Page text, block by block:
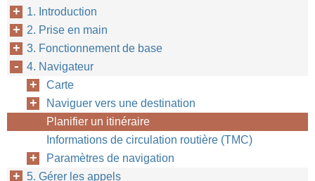
1. Introduction
2. Prise en main
3. Fonctionnement de base
4. Navigateur
Carte
Naviguer vers une destination
Planifier un itinéraire
Informations de circulation routière (TMC)
Paramètres de navigation
5. Gérer les appels